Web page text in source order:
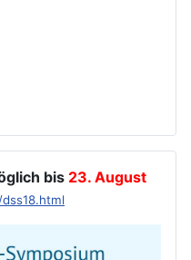
bis 23. August